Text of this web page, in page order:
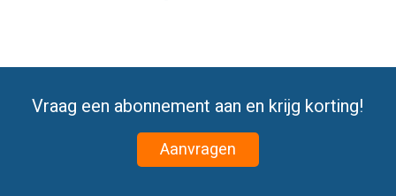
Vraag een abonnement aan en krijg korting!
Aanvragen